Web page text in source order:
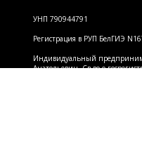
УНП 790944791
Регистрация в РУП БелГИЭ
Индивидуальный
Анатольевич. Св-во о